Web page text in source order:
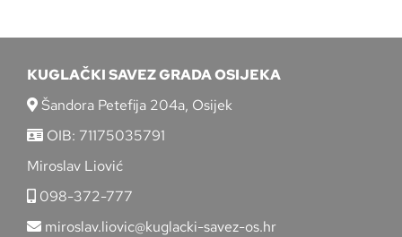
KUGLAČKI SAVEZ GRADA OSIJEKA
Šandora Petefija 204a, Osijek
OIB: 71175035791
Miroslav Liović
098-372-777
miroslav.liovic@kuglacki-savez-os.hr